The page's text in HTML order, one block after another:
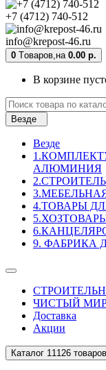
+7 (4712) 740-512
info@krepost-46.ru
0 Tоваров, на 0.00 р.
В корзине
Везде
Везде
АЛЮМИНИЯ
4.ТОВАРЫ
9. ФАБРИКА
ЧИСТЫЙ
Доставка
Акции
Каталог 11126 товаров